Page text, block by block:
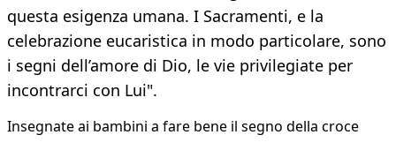
questa esigenza umana. I Sacramenti, e la
celebrazione eucaristica in modo particolare, sono
i segni dell’amore di Dio, le vie privilegiate per
incontrarci con Lui".
Insegnate ai bambini a fare bene il segno della croce